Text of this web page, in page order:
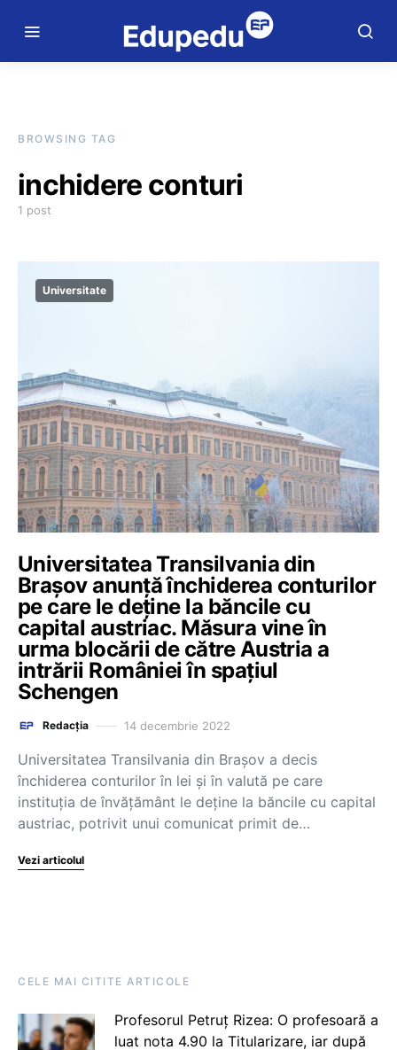
BROWSING TAG
inchidere conturi
1 post
Universitate
Universitatea Transilvania din
Brașov anunță închiderea conturilor
pe care le deține la băncile cu
capital austriac. Măsura vine în
urma blocării de către Austria a
intrării României în spațiul
Schengen
Redacția 14 decembrie 2022
Universitatea Transilvania din Brașov a decis
închiderea conturilor în lei și în valută pe care
instituția de învățământ le deține la băncile cu capital
austriac, potrivit unui comunicat primit de…
Vezi articolul
CELE MAI CITITE ARTICOLE
Profesorul Petruț Rizea: O profesoară a
luat nota 4.90 la Titularizare, iar după